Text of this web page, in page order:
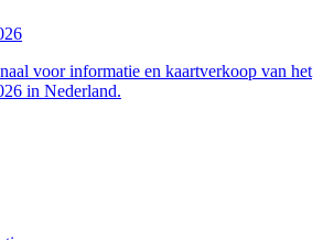
voor informatie en kaartverkoop van het
in Nederland.